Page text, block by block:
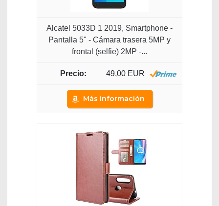
Alcatel 5033D 1 2019, Smartphone -
Pantalla 5" - Cámara trasera 5MP y
frontal (selfie) 2MP -...
49,00 EUR
Más información